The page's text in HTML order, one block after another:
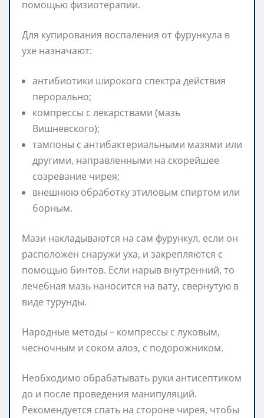
помощью физиотерапии.
Для купирования воспаления от фурункула в
ухе назначают:
антибиотики широкого спектра действия
перорально;
компрессы с лекарствами (мазь
Вишневского);
тампоны с антибактериальными мазями или
другими, направленными на скорейшее
созревание чирея;
внешнюю обработку этиловым спиртом или
борным.
Мази накладываются на сам фурункул, если он
расположен снаружи уха, и закрепляются с
помощью бинтов. Если нарыв внутренний, то
лечебная мазь наносится на вату, свернутую в
виде турунды.
Народные методы – компрессы с луковым,
чесночным и соком алоэ, с подорожником.
Необходимо обрабатывать руки антисептиком
до и после проведения манипуляций.
Рекомендуется спать на стороне чирея, чтобы